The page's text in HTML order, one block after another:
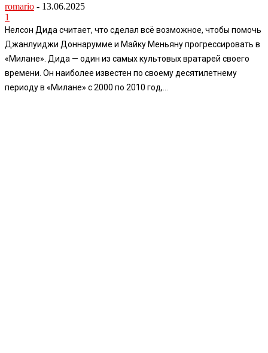
romario - 13.06.2025
1
Нелсон Дида считает, что сделал всё возможное, чтобы помочь
Джанлуиджи Доннарумме и Майку Меньяну прогрессировать в
«Милане». Дида — один из самых культовых вратарей своего
времени. Он наиболее известен по своему десятилетнему
периоду в «Милане» с 2000 по 2010 год,...